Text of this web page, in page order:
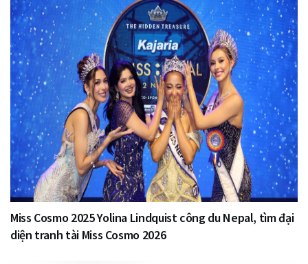
Miss Cosmo 2025 Yolina Lindquist công du Nepal, tìm đại
diện tranh tài Miss Cosmo 2026